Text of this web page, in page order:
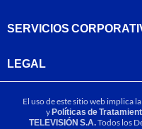
SERVICIOS
LEGAL
El uso de este sitio web implica
yPolíticas de
TELEVISIÓN S.A.Todos los